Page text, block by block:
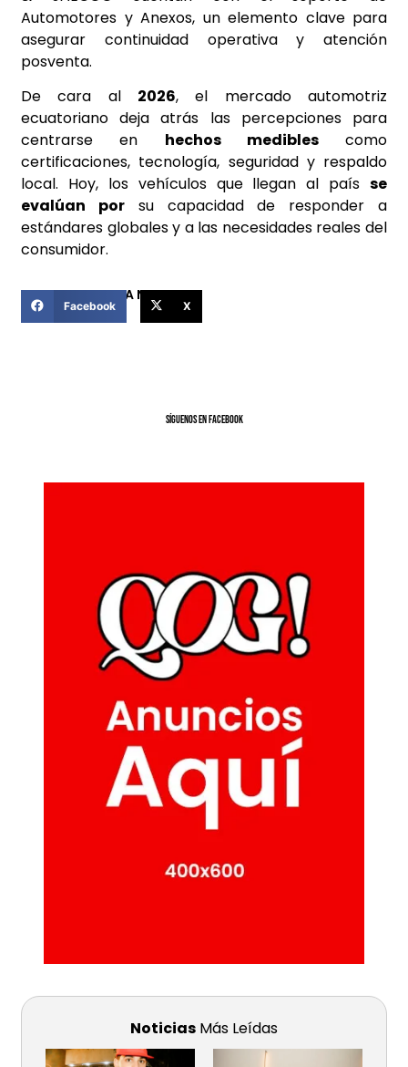
Automotores y Anexos, un elemento clave para
asegurar continuidad operativa y atención
posventa.
De cara al 2026, el mercado automotriz
ecuatoriano deja atrás las percepciones para
centrarse en hechos mediblescomo
certificaciones, tecnología, seguridad y respaldo
local. Hoy, los vehículos que llegan al país se
evalúan porsu capacidad de responder a
estándares globales y a las necesidades reales del
consumidor.
COMPARTIR ESTA NOTICIA
Facebook X
SíGUENOS EN FACEBOOK
Noticias Más Leídas